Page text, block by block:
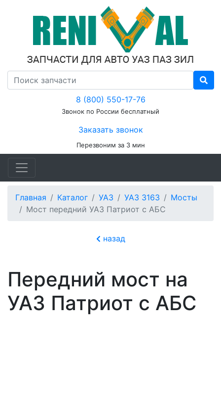
8 (800) 550-17-76
Звонок по России бесплатный
Заказать звонок
Перезвоним за 3 мин
Главная Каталог УАЗ УАЗ 3163
Мосты
Мост передний УАЗ Патриот с АБС
назад
Передний мост на
УАЗ Патриот c АБС